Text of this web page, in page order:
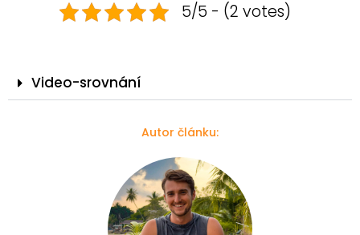
5/5 - (2 votes)
Video-srovnání
Autor článku: